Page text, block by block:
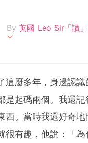
By 英國 Leo Sir「讀
著名私立學校任教。
小學教育專家。現為
訊，擅長分享各類型升
訣，到牛津劍橋兩大名
這麼多年，身邊認
是起碼兩個。我還
西。當時我還好奇
很有趣，他說：「為